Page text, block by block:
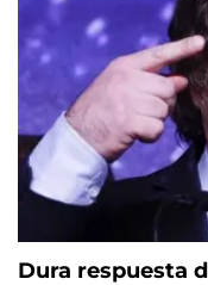
Dura respuesta